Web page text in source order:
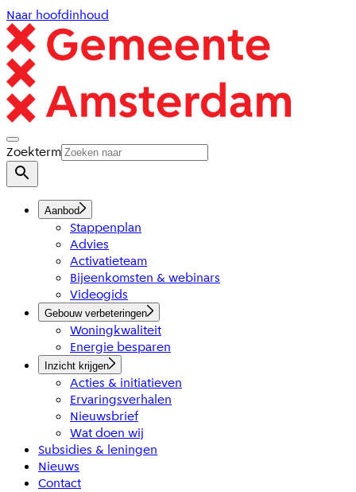
Naar hoofdinhoud
Zoekterm
Aanbod
Stappenplan
Advies
Activatieteam
Bijeenkomsten & webinars
Videogids
Gebouw verbeteringen
Woningkwaliteit
Energie besparen
Inzicht krijgen
Acties & initiatieven
Ervaringsverhalen
Nieuwsbrief
Wat doen wij
Subsidies & leningen
Nieuws
Contact